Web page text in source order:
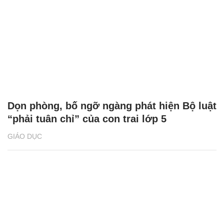
GIÁO DỤC
Dọn phòng, bố ngỡ ngàng phát hiện Bộ luật
“phải tuân chỉ” của con trai lớp 5